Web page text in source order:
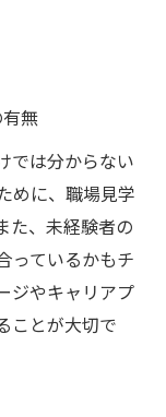
無
では分からない
めに、職場見学
た、未経験者の
っているかもチ
ジやキャリアプ
ことが大切で